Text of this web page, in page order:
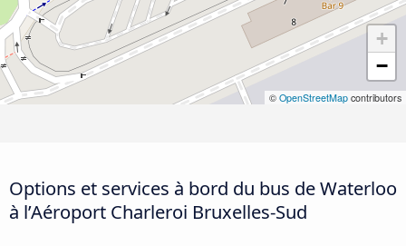
+
−
© OpenStreetMap contributors
Options et services à bord du bus de Waterloo
à l’Aéroport Charleroi Bruxelles-Sud